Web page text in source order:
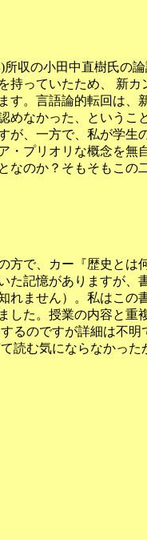
収の小田中直樹氏の論
持っていたため、 新
す。言語論的転回は、
なかった、というこ
、一方で、私が学生
・プリオリな概念を無
なのか？そもそもこの
で、カー『歴史とは
た記憶がありますが、
れません）。私はこの
した。授業の内容と重
るのですが詳細は不明
読む気にならなかっ